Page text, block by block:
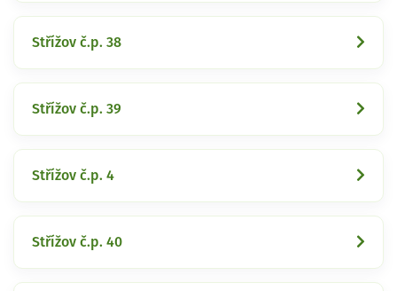
Střížov č.p. 38
Střížov č.p. 39
Střížov č.p. 4
Střížov č.p. 40